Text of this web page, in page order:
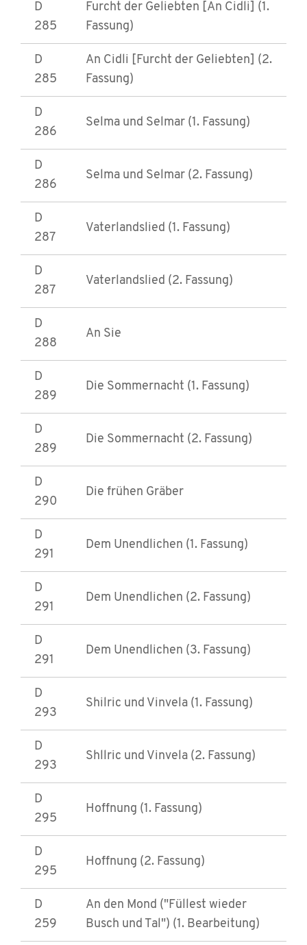
D
285
Furcht der Geliebten [An Cidli] (1.
Fassung)
D
285
An Cidli [Furcht der Geliebten] (2.
Fassung)
D
286
Selma und Selmar (1. Fassung)
D
286
Selma und Selmar (2. Fassung)
D
287
Vaterlandslied (1. Fassung)
D
287
Vaterlandslied (2. Fassung)
D
288
An Sie
D
289
Die Sommernacht (1. Fassung)
D
289
Die Sommernacht (2. Fassung)
D
290
Die frühen Gräber
D
291
Dem Unendlichen (1. Fassung)
D
291
Dem Unendlichen (2. Fassung)
D
291
Dem Unendlichen (3. Fassung)
D
293
Shilric und Vinvela (1. Fassung)
D
293
Shllric und Vinvela (2. Fassung)
D
295
Hoffnung (1. Fassung)
D
295
Hoffnung (2. Fassung)
D
259
An den Mond ("Füllest wieder
Busch und Tal") (1. Bearbeitung)